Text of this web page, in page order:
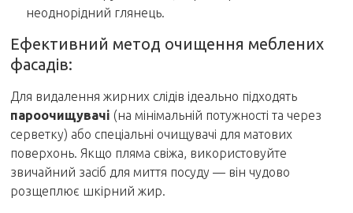
неоднорідний глянець.
Ефективний метод очищення меблених
фасадів:
Для видалення жирних слідів ідеально підходять
пароочищувачі (на мінімальній потужності та через
серветку) або спеціальні очищувачі для матових
поверхонь. Якщо пляма свіжа, використовуйте
звичайний засіб для миття посуду — він чудово
розщеплює шкірний жир.